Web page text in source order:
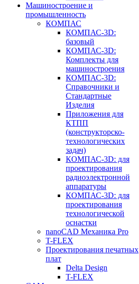
Машиностроение и
промышленность
КОМПАС
КОМПАС-3D:
базовый
КОМПАС-3D:
Комплекты для
машиностроения
КОМПАС-3D:
Справочники и
Стандартные
Изделия
Приложения для
КТПП
(конструкторско-
технологических
задач)
КОМПАС-3D: для
проектирования
радиоэлектронной
аппаратуры
КОМПАС-3D: для
проектирования
технологической
оснастки
nanoCAD Механика Pro
T-FLEX
Проектирования печатных
плат
Delta Design
T-FLEX